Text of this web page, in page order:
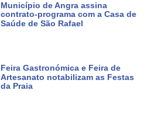
Município de Angra assina
contrato-programa com a Casa de
Saúde de São Rafael
Feira Gastronómica e Feira de
Artesanato notabilizam as Festas
da Praia